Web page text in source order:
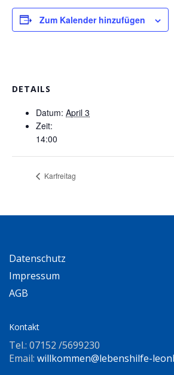
Zum Kalender hinzufügen
DETAILS
Datum: April 3
Zeit:
14:00
Karfreitag
Datenschutz
Impressum
AGB
Kontakt
Tel.: 07152 /5699230
Email: willkommen@lebenshilfe-